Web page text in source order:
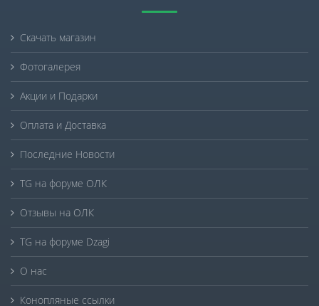
Скачать магазин
Фотогалерея
Акции и Подарки
Оплата и Доставка
Последние Новости
TG на форуме ОЛК
Отзывы на ОЛК
TG на форуме Dzagi
О нас
Конопляные ссылки